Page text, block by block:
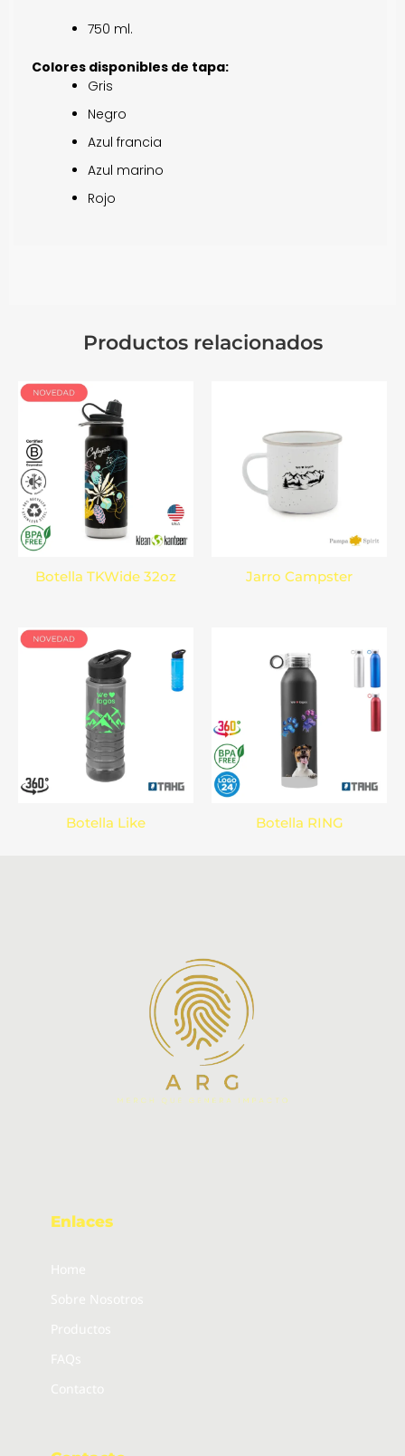
750 ml.
Colores disponibles de tapa:
Gris
Negro
Azul francia
Azul marino
Rojo
Productos relacionados
Botella TKWide 32oz Jarro Campster
Botella Like Botella RING
Enlaces
Home
Sobre Nosotros
Productos
FAQs
Contacto